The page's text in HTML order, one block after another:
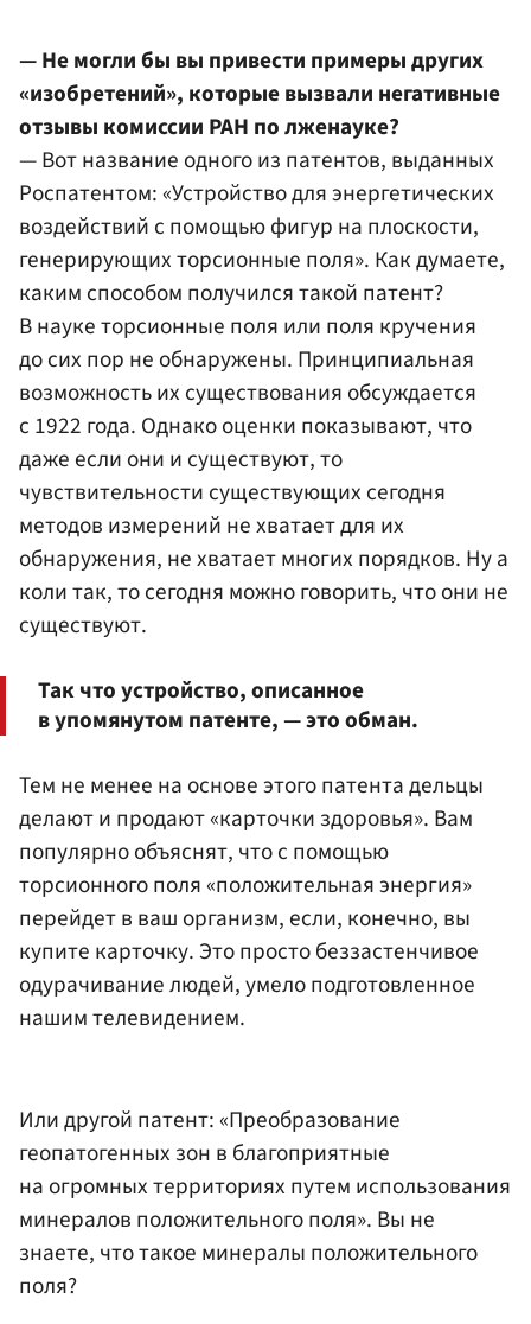
— Не могли бы вы привести примеры других
«изобретений», которые вызвали негативные
отзывы комиссии РАН по лженауке?
— Вот название одного из патентов, выданных
Роспатентом: «Устройство для энергетических
воздействий с помощью фигур на плоскости,
генерирующих торсионные поля». Как думаете,
каким способом получился такой патент?
В науке торсионные поля или поля кручения
до сих пор не обнаружены. Принципиальная
возможность их существования обсуждается
с 1922 года. Однако оценки показывают, что
даже если они и существуют, то
чувствительности существующих сегодня
методов измерений не хватает для их
обнаружения, не хватает многих порядков. Ну а
коли так, то сегодня можно говорить, что они не
существуют.
Так что устройство, описанное
в упомянутом патенте, — это обман.
Тем не менее на основе этого патента дельцы
делают и продают «карточки здоровья». Вам
популярно объяснят, что с помощью
торсионного поля «положительная энергия»
перейдет в ваш организм, если, конечно, вы
купите карточку. Это просто беззастенчивое
одурачивание людей, умело подготовленное
нашим телевидением.
Или другой патент: «Преобразование
геопатогенных зон в благоприятные
на огромных территориях путем использования
минералов положительного поля». Вы не
знаете, что такое минералы положительного
поля?